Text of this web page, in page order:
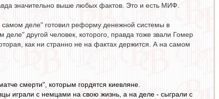
значительно выше любых фактов. Это и есть МИФ.
деле" готовил реформу денежной системы в
другой человек, которого, правда тоже звали Гомер
как ни странно не на фактах держится. А на самом
смерти", которым гордятся киевляне.
играли с немцами на свою жизнь, а на деле - сыграли с